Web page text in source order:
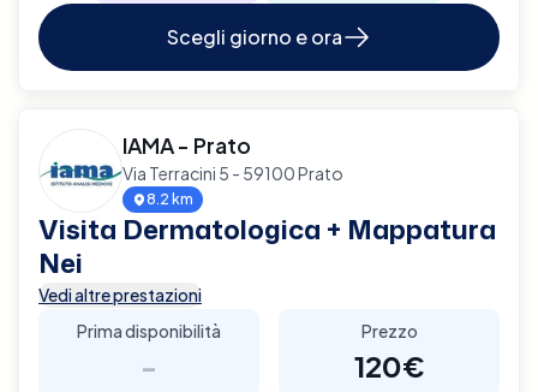
Scegli giorno e ora
IAMA - Prato
Via Terracini 5 - 59100 Prato
8.2 km
Visita Dermatologica + Mappatura
Nei
Vedi altre prestazioni
Prima disponibilità
-
Prezzo
120€